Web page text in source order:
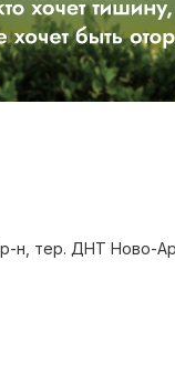
н, тер. ДНТ Ново-